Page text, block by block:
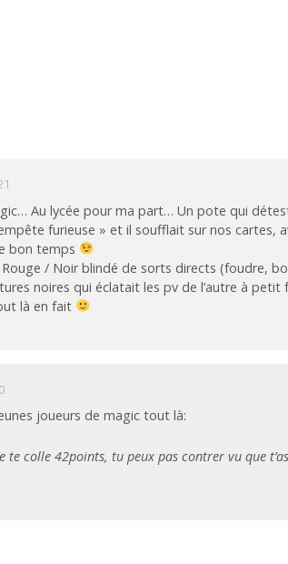
Au lycée pour ma part… Un pote qui
furieuse » et il soufflait sur nos cartes,
bon temps
Rouge / Noir blindé de sorts directs (foudre,
noires qui éclatait les pv de l’autre à
là en fait
joueurs de magic tout là:
te colle 42points, tu peux pas contrer vu que